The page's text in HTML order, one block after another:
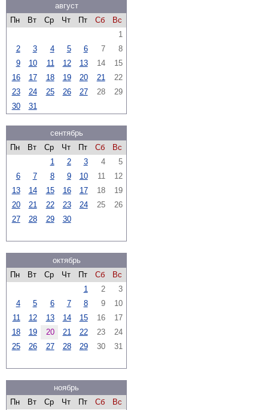
август
Пн
Вт Ср Чт Пт Сб
Вс
1
2
3 4 5 6 7
8
9
10 11 12 13 14
15
16
17 18 19 20 21
22
23
24 25 26 27 28
29
30
31
сентябрь
Пн
Вт Ср Чт Пт Сб
Вс
1
2 3 4
5
6
7 8 9 10 11
12
13
14 15 16 17 18
19
20
21 22 23 24 25
26
27
28 29 30
октябрь
Пн
Вт Ср Чт Пт Сб
Вс
1
2
3
4
5 6 7 8 9
10
11
12 13 14 15 16
17
18
19 20 21 22 23
24
25
26 27 28 29 30 31
ноябрь
Пн
Вт Ср Чт Пт Сб
Вс